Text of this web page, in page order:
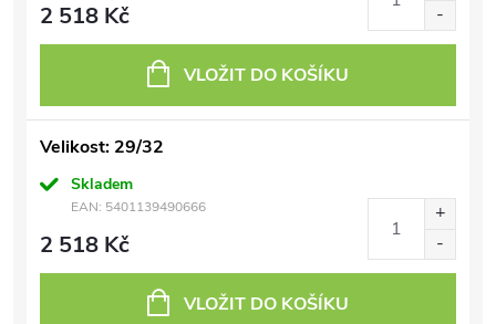
2 518 Kč
VLOŽIT DO KOŠÍKU
Velikost: 29/32
Skladem
EAN: 5401139490666
2 518 Kč
VLOŽIT DO KOŠÍKU